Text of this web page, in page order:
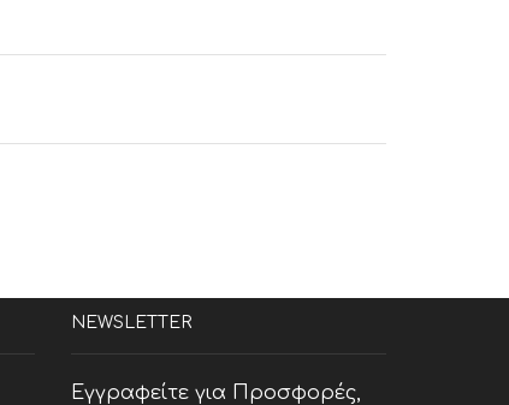
NEWSLETTER
Εγγραφείτε για Προσφορές,